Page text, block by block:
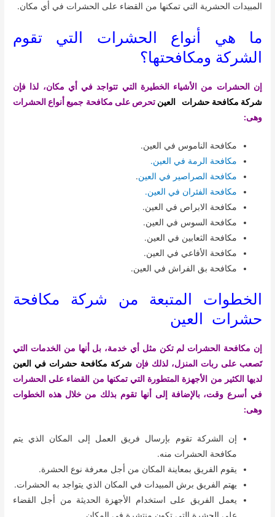
المبيدات الحشرية التي تمكنها من القضاء على الحشرات في أي مكان.
ما هي أنواع الحشرات التي تقوم
الشركة ومكافحتها؟
إن الحشرات من الأشياء الخطيرة التي تتواجد في أي مكان، لذا فإن
شركة مكافحة حشرات العين تحرص على مكافحة جميع أنواع الحشرات
وهى:
مكافحة الناموس في العين.
مكافحة الرمة في العين.
مكافحة الصراصير في العين.
مكافحة الفئران في العين.
مكافحة الابراص في العين.
مكافحة السوس في العين.
مكافحة الثعابين في العين.
مكافحة الأفاعي في العين.
مكافحة بق الفراش في العين.
الخطوات المتبعة من شركة مكافحة
حشرات العين
إن مكافحة الحشرات لم تكن مثل أي خدمة، بل أنها من الخدمات التي
تَصعب على ربات المنزل، لذلك فإن شركة مكافحة حشرات في العين
لديها الكثير من الأجهزة المتطورة التي تمكنها من القضاء على الحشرات
في أسرع وقت، بالإضافة إلى أنها تقوم بذلك من خلال هذه الخطوات
وهى:
إن الشركة تقوم بإرسال فريق العمل إلى المكان الذي يتم
مكافحة الحشرات منه.
يقوم الفريق بمعاينة المكان من أجل معرفة نوع الحشرة.
يهتم الفريق برش المبيدات في المكان الذي يتواجد به الحشرات.
يعمل الفريق على استخدام الأجهزة الحديثة من أجل القضاء
على الحشرة التي تكون منتشرة في المكان.